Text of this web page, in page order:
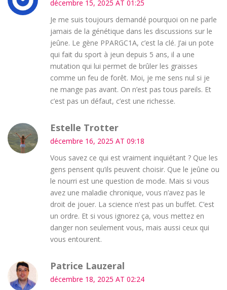
décembre 15, 2025 AT 01:25
Je me suis toujours demandé pourquoi on ne parle
jamais de la génétique dans les discussions sur le
jeûne. Le gène PPARGC1A, c’est la clé. J’ai un pote
qui fait du sport à jeun depuis 5 ans, il a une
mutation qui lui permet de brûler les graisses
comme un feu de forêt. Moi, je me sens nul si je
ne mange pas avant. On n’est pas tous pareils. Et
c’est pas un défaut, c’est une richesse.
Estelle Trotter
décembre 16, 2025 AT 09:18
Vous savez ce qui est vraiment inquiétant ? Que les
gens pensent qu’ils peuvent choisir. Que le jeûne ou
le nourri est une question de mode. Mais si vous
avez une maladie chronique, vous n’avez pas le
droit de jouer. La science n’est pas un buffet. C’est
un ordre. Et si vous ignorez ça, vous mettez en
danger non seulement vous, mais aussi ceux qui
vous entourent.
Patrice Lauzeral
décembre 18, 2025 AT 02:24